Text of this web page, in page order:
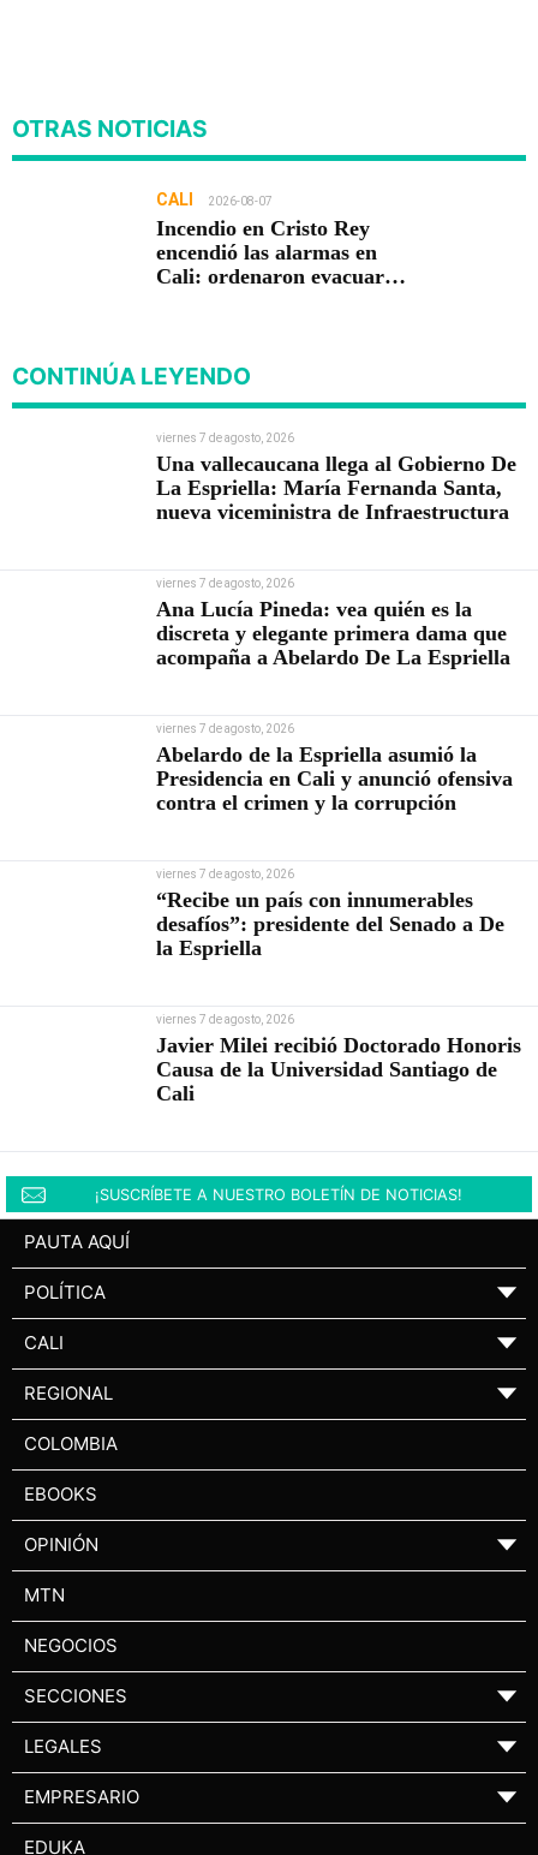
OTRAS NOTICIAS
CALI 2026-08-07
Incendio en Cristo Rey
encendió las alarmas en
Cali: ordenaron evacuar
CONTINÚA LEYENDO
viernes 7 de agosto, 2026
Una vallecaucana llega al Gobierno De
La Espriella: María Fernanda Santa,
nueva viceministra de Infraestructura
viernes 7 de agosto, 2026
Ana Lucía Pineda: vea quién es la
discreta y elegante primera dama que
acompaña a Abelardo De La Espriella
viernes 7 de agosto, 2026
Abelardo de la Espriella asumió la
Presidencia en Cali y anunció ofensiva
contra el crimen y la corrupción
viernes 7 de agosto, 2026
“Recibe un país con innumerables
desafíos”: presidente del Senado a De
la Espriella
viernes 7 de agosto, 2026
Javier Milei recibió Doctorado Honoris
Causa de la Universidad Santiago de
Cali
¡SUSCRÍBETE A NUESTRO BOLETÍN DE NOTICIAS!
PAUTA AQUÍ
POLÍTICA ▼
CALI ▼
REGIONAL ▼
COLOMBIA
EBOOKS
OPINIÓN ▼
MTN
NEGOCIOS
SECCIONES ▼
LEGALES ▼
EMPRESARIO ▼
EDUKA